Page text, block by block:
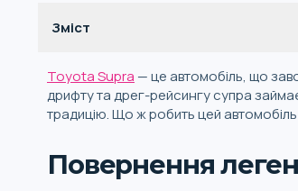
Зміст
Toyota Supra — це автомобіль, що
дрифту та дрег-рейсингу супра
традицію. Що ж робить цей
Повернення